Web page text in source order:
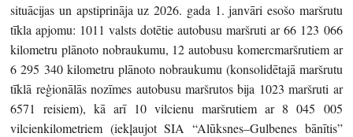
situācijas un apstiprināja uz 2026. gada 1. janvāri esošo maršrutu
tīkla apjomu: 1011 valsts dotētie autobusu maršruti ar 66 123 066
kilometru plānoto nobraukumu, 12 autobusu komercmaršrutiem ar
6 295 340 kilometru plānoto nobraukumu (konsolidētajā maršrutu
tīklā reģionālās nozīmes autobusu maršrutos bija 1023 maršruti ar
6571 reisiem), kā arī 10 vilcienu maršrutiem ar 8 045 005
vilcienkilometriem (iekļaujot SIA “Alūksnes–Gulbenes bānītis”